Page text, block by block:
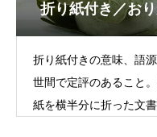
折り紙付き／お
折り紙付きの意味、語
世間で定評のあること
紙を横半分に折った文書